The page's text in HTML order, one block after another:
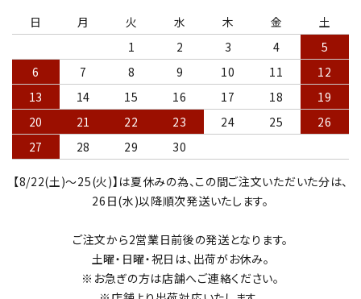
日 月 火 水 木 金
土
1
2 3 4
5
6
7 8 9 10 11
12
13
14 15 16 17 18
19
20
21 22 23 24 25
26
27
28 29 30
【8/22(土)～25(火)】は夏休みの為、この間ご注文いただいた分は、
26日(水)以降順次発送いたします。
ご注文から2営業日前後の発送となります。
土曜・日曜・祝日は、出荷がお休み。
※お急ぎの方は店舗へご連絡ください。